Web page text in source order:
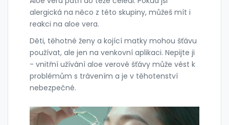
alergická na něco z této skupiny, můžeš mít i
reakci na aloe vera.
Děti, těhotné ženy a kojící matky mohou šťávu
používat, ale jen na venkovní aplikaci. Nepijte ji
- vnitřní užívání aloe verové šťávy může vést k
problémům s trávením a je v těhotenství
nebezpečné.